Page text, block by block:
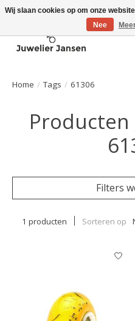
Home / Tags / 61306
Filters
1 producten Sorteren op
Wij slaan cookies op om onze
Nee